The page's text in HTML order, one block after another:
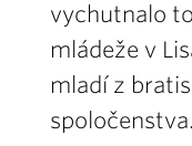
vychutnalo
mládeže v
mladí z
spoločenstva.